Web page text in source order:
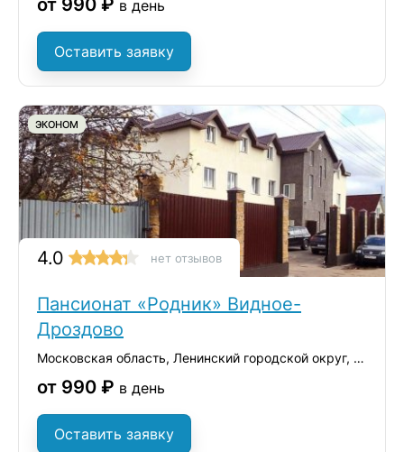
от 990 ₽ в день
Оставить заявку
ЭКОНОМ
4.0 нет отзывов
Пансионат «Родник» Видное-
Дроздово
Московская область, Ленинский городской округ, ТЛПХ Дроздово-2, 35
от 990 ₽ в день
Оставить заявку